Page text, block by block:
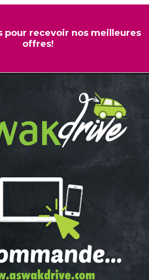
pour recevoir nos meilleures
offres!